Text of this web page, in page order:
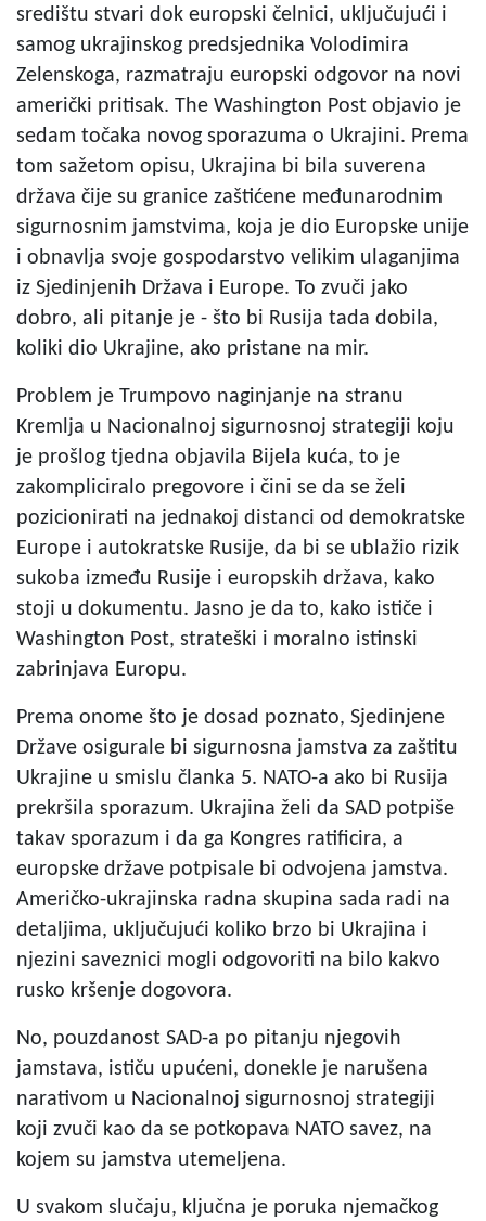
središtu stvari dok europski čelnici, uključujući i
samog ukrajinskog predsjednika Volodimira
Zelenskoga, razmatraju europski odgovor na novi
američki pritisak. The Washington Post objavio je
sedam točaka novog sporazuma o Ukrajini. Prema
tom sažetom opisu, Ukrajina bi bila suverena
država čije su granice zaštićene međunarodnim
sigurnosnim jamstvima, koja je dio Europske unije
i obnavlja svoje gospodarstvo velikim ulaganjima
iz Sjedinjenih Država i Europe. To zvuči jako
dobro, ali pitanje je - što bi Rusija tada dobila,
koliki dio Ukrajine, ako pristane na mir.
Problem je Trumpovo naginjanje na stranu
Kremlja u Nacionalnoj sigurnosnoj strategiji koju
je prošlog tjedna objavila Bijela kuća, to je
zakompliciralo pregovore i čini se da se želi
pozicionirati na jednakoj distanci od demokratske
Europe i autokratske Rusije, da bi se ublažio rizik
sukoba između Rusije i europskih država, kako
stoji u dokumentu. Jasno je da to, kako ističe i
Washington Post, strateški i moralno istinski
zabrinjava Europu.
Prema onome što je dosad poznato, Sjedinjene
Države osigurale bi sigurnosna jamstva za zaštitu
Ukrajine u smislu članka 5. NATO-a ako bi Rusija
prekršila sporazum. Ukrajina želi da SAD potpiše
takav sporazum i da ga Kongres ratificira, a
europske države potpisale bi odvojena jamstva.
Američko-ukrajinska radna skupina sada radi na
detaljima, uključujući koliko brzo bi Ukrajina i
njezini saveznici mogli odgovoriti na bilo kakvo
rusko kršenje dogovora.
No, pouzdanost SAD-a po pitanju njegovih
jamstava, ističu upućeni, donekle je narušena
narativom u Nacionalnoj sigurnosnoj strategiji
koji zvuči kao da se potkopava NATO savez, na
kojem su jamstva utemeljena.
U svakom slučaju, ključna je poruka njemačkog